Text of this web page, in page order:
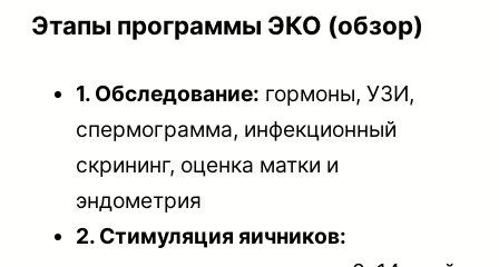
Этапы программы ЭКО (обзор)
1. Обследование: гормоны, УЗИ,
спермограмма, инфекционный
скрининг, оценка матки и
эндометрия
2. Стимуляция яичников: